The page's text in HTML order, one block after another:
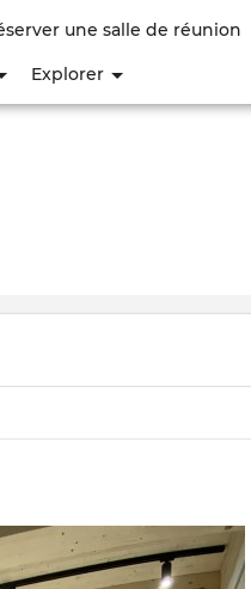
une salle de réunion
Explorer